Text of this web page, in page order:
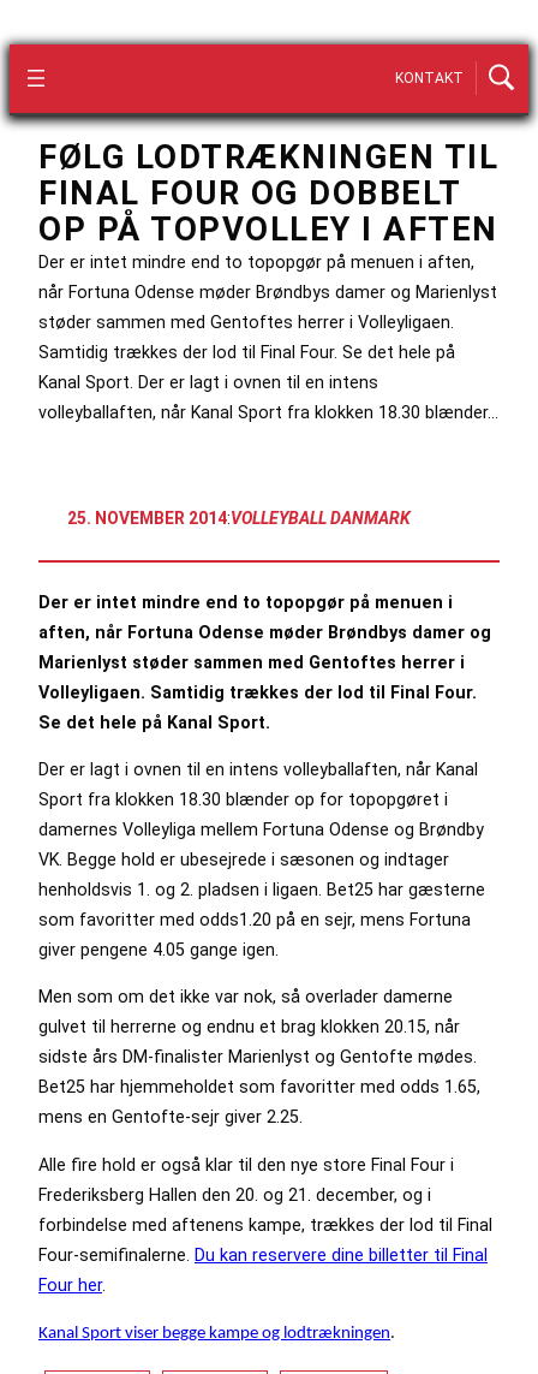
KONTAKT
FØLG LODTRÆKNINGEN TIL
FINAL FOUR OG DOBBELT
OP PÅ TOPVOLLEY I AFTEN
Der er intet mindre end to topopgør på menuen i aften,
når Fortuna Odense møder Brøndbys damer og Marienlyst
støder sammen med Gentoftes herrer i Volleyligaen.
Samtidig trækkes der lod til Final Four. Se det hele på
Kanal Sport. Der er lagt i ovnen til en intens
volleyballaften, når Kanal Sport fra klokken 18.30 blænder…
25. NOVEMBER 2014:VOLLEYBALL DANMARK
Der er intet mindre end to topopgør på menuen i
aften, når Fortuna Odense møder Brøndbys damer og
Marienlyst støder sammen med Gentoftes herrer i
Volleyligaen. Samtidig trækkes der lod til Final Four.
Se det hele på Kanal Sport.
Der er lagt i ovnen til en intens volleyballaften, når Kanal
Sport fra klokken 18.30 blænder op for topopgøret i
damernes Volleyliga mellem Fortuna Odense og Brøndby
VK. Begge hold er ubesejrede i sæsonen og indtager
henholdsvis 1. og 2. pladsen i ligaen. Bet25 har gæsterne
som favoritter med odds1.20 på en sejr, mens Fortuna
giver pengene 4.05 gange igen.
Men som om det ikke var nok, så overlader damerne
gulvet til herrerne og endnu et brag klokken 20.15, når
sidste års DM-finalister Marienlyst og Gentofte mødes.
Bet25 har hjemmeholdet som favoritter med odds 1.65,
mens en Gentofte-sejr giver 2.25.
Alle fire hold er også klar til den nye store Final Four i
Frederiksberg Hallen den 20. og 21. december, og i
forbindelse med aftenens kampe, trækkes der lod til Final
Four-semifinalerne.
Du kan reservere dine billetter til Final
Four her.
Kanal Sport viser begge kampe og lodtrækningen.